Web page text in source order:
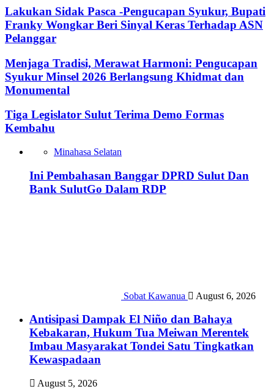
Lakukan Sidak Pasca -Pengucapan Syukur, Bupati
Franky Wongkar Beri Sinyal Keras Terhadap ASN
Pelanggar‎
Menjaga Tradisi, Merawat Harmoni: Pengucapan
Syukur Minsel 2026 Berlangsung Khidmat dan
Monumental
Tiga Legislator Sulut Terima Demo Formas
Kembahu
Minahasa Selatan
Ini Pembahasan Banggar DPRD Sulut Dan
Bank SulutGo Dalam RDP
Sobat Kawanua August 6, 2026
Antisipasi Dampak El Niño dan Bahaya
Kebakaran, Hukum Tua Meiwan Merentek
Imbau Masyarakat Tondei Satu Tingkatkan
Kewaspadaan
August 5, 2026